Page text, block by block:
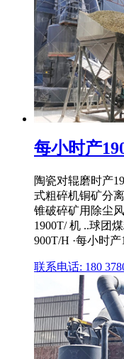
每小时产
陶瓷对辊磨时产
式粗碎机铜矿分
锥破碎矿用除尘
1900T/ 机 ..球团
900T/H ·每小时
联系电话: 180